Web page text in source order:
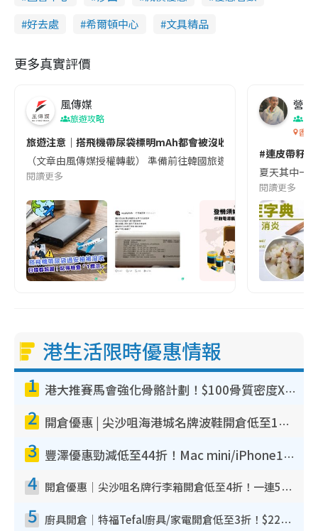
好去處
希爾頓中心 文具精品
更多真實評價
風傳媒
旅遊攻略
旅遊注意｜搭飛機帶尿袋標明mAh都會被沒收😱出發前切記檢查
（文章由風傳媒授權轉載） 準備前往韓國旅遊的民眾，近期要
閱讀更多
營養
香港
#連皮帶籽
夏天其中一
閱讀更多
港生活限時優惠情報
1 港大推賽馬會強化骨骼計劃！$100骨質密度X光檢查 完成免費運動訓練送超市禮券！附參加資格
2 開倉優惠 | 尖沙咀海港城名牌波鞋開倉低至1折！On鞋$899起／Joy&Peace鞋履$98起
3 豐澤優惠勁減低至44折！Mac mini/iPhone17Pro大減價！廚房家電$220起
4 開倉優惠｜尖沙咀名牌行李箱開倉低至4折！一連5日 American Tourister/ace./Hallmark $200起！
5 廚具開倉｜特福Tefal廚具/家電開倉低至3折！$220起買平底鍋/炒鑊/湯煲！電飯煲/吸塵機/燙斗$418起